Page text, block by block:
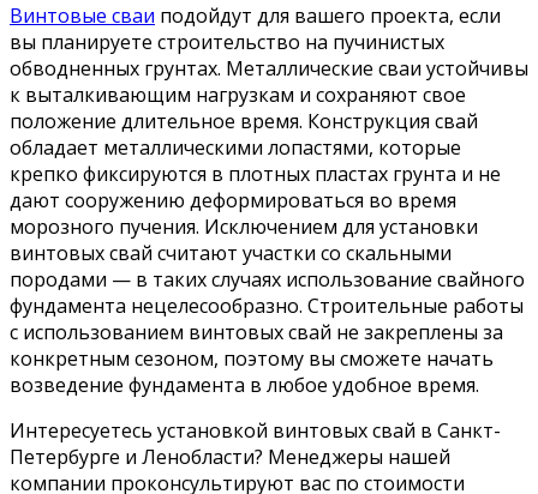
Винтовые сваи подойдут для вашего проекта, если
вы планируете строительство на пучинистых
обводненных грунтах. Металлические сваи устойчивы
к выталкивающим нагрузкам и сохраняют свое
положение длительное время. Конструкция свай
обладает металлическими лопастями, которые
крепко фиксируются в плотных пластах грунта и не
дают сооружению деформироваться во время
морозного пучения. Исключением для установки
винтовых свай считают участки со скальными
породами — в таких случаях использование свайного
фундамента нецелесообразно. Строительные работы
с использованием винтовых свай не закреплены за
конкретным сезоном, поэтому вы сможете начать
возведение фундамента в любое удобное время.
Интересуетесь установкой винтовых свай в Санкт-
Петербурге и Ленобласти? Менеджеры нашей
компании проконсультируют вас по стоимости